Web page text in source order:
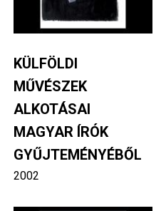
KÜLFÖLDI
MŰVÉSZEK
ALKOTÁSAI
MAGYAR ÍRÓK
GYŰJTEMÉNYÉBŐL
2002